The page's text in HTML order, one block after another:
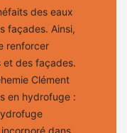
des eaux
façades. Ainsi,
renforcer
et des façades.
Clément
en hydrofuge :